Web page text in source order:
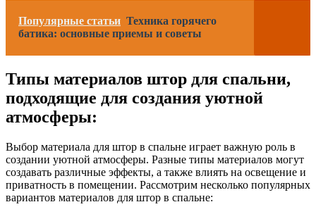
Популярные статьи Техника горячего
батика: основные приемы и советы
Типы материалов штор для спальни,
подходящие для создания уютной
атмосферы:
Выбор материала для штор в спальне играет важную роль в
создании уютной атмосферы. Разные типы материалов могут
создавать различные эффекты, а также влиять на освещение и
приватность в помещении. Рассмотрим несколько популярных
вариантов материалов для штор в спальне: